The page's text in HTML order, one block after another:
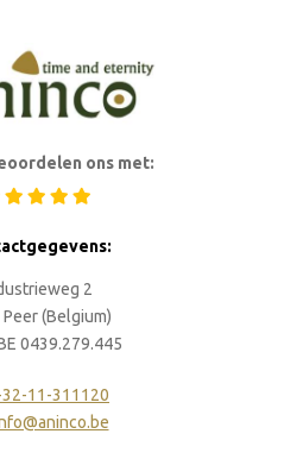
ons met:
2
(Belgium)
0439.279.445
11-311120